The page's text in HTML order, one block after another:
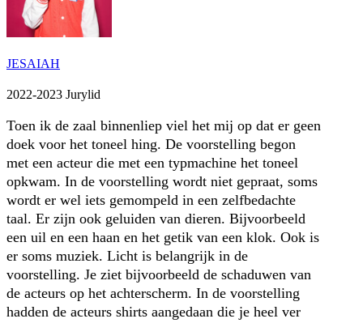
JESAIAH
2022-2023 Jurylid
Toen ik de zaal binnenliep viel het mij op dat er geen
doek voor het toneel hing. De voorstelling begon
met een acteur die met een typmachine het toneel
opkwam. In de voorstelling wordt niet gepraat, soms
wordt er wel iets gemompeld in een zelfbedachte
taal. Er zijn ook geluiden van dieren. Bijvoorbeeld
een uil en een haan en het getik van een klok. Ook is
er soms muziek. Licht is belangrijk in de
voorstelling. Je ziet bijvoorbeeld de schaduwen van
de acteurs op het achterscherm. In de voorstelling
hadden de acteurs shirts aangedaan die je heel ver